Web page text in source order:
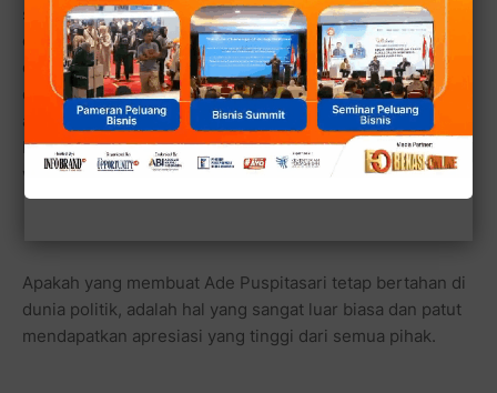
sempat berfoto. Lelaki yang tanggal lahirnya sama
dengan penulis, 3 Februari ini memang sudah akrab
dengan wartawan. Bahkan penulis pernah diundang
datang ke rumahnya di bilangan daerah Pekayon, untuk
acara syukuran setelah pelantikannya sebagai walikota
berpasangan dengan Ustadz Ahmad Syaikhu sebagai
wakil walikotanya.
Apakah yang membuat Ade Puspitasari tetap bertahan di
dunia politik, adalah hal yang sangat luar biasa dan patut
mendapatkan apresiasi yang tinggi dari semua pihak.